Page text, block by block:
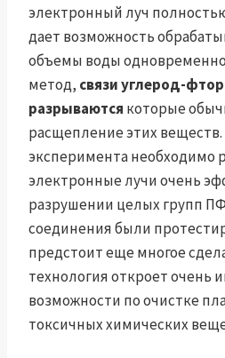
электронный луч
дает возможность
объемы воды
метод, связи углерод-
разрываются которые
расщепление этих веществ.
эксперимента необходимо
электронные лучи очень
разрушении целых групп
соединения были
предстоит еще многое
технология откроет очень
возможности по очистке
токсичных химических